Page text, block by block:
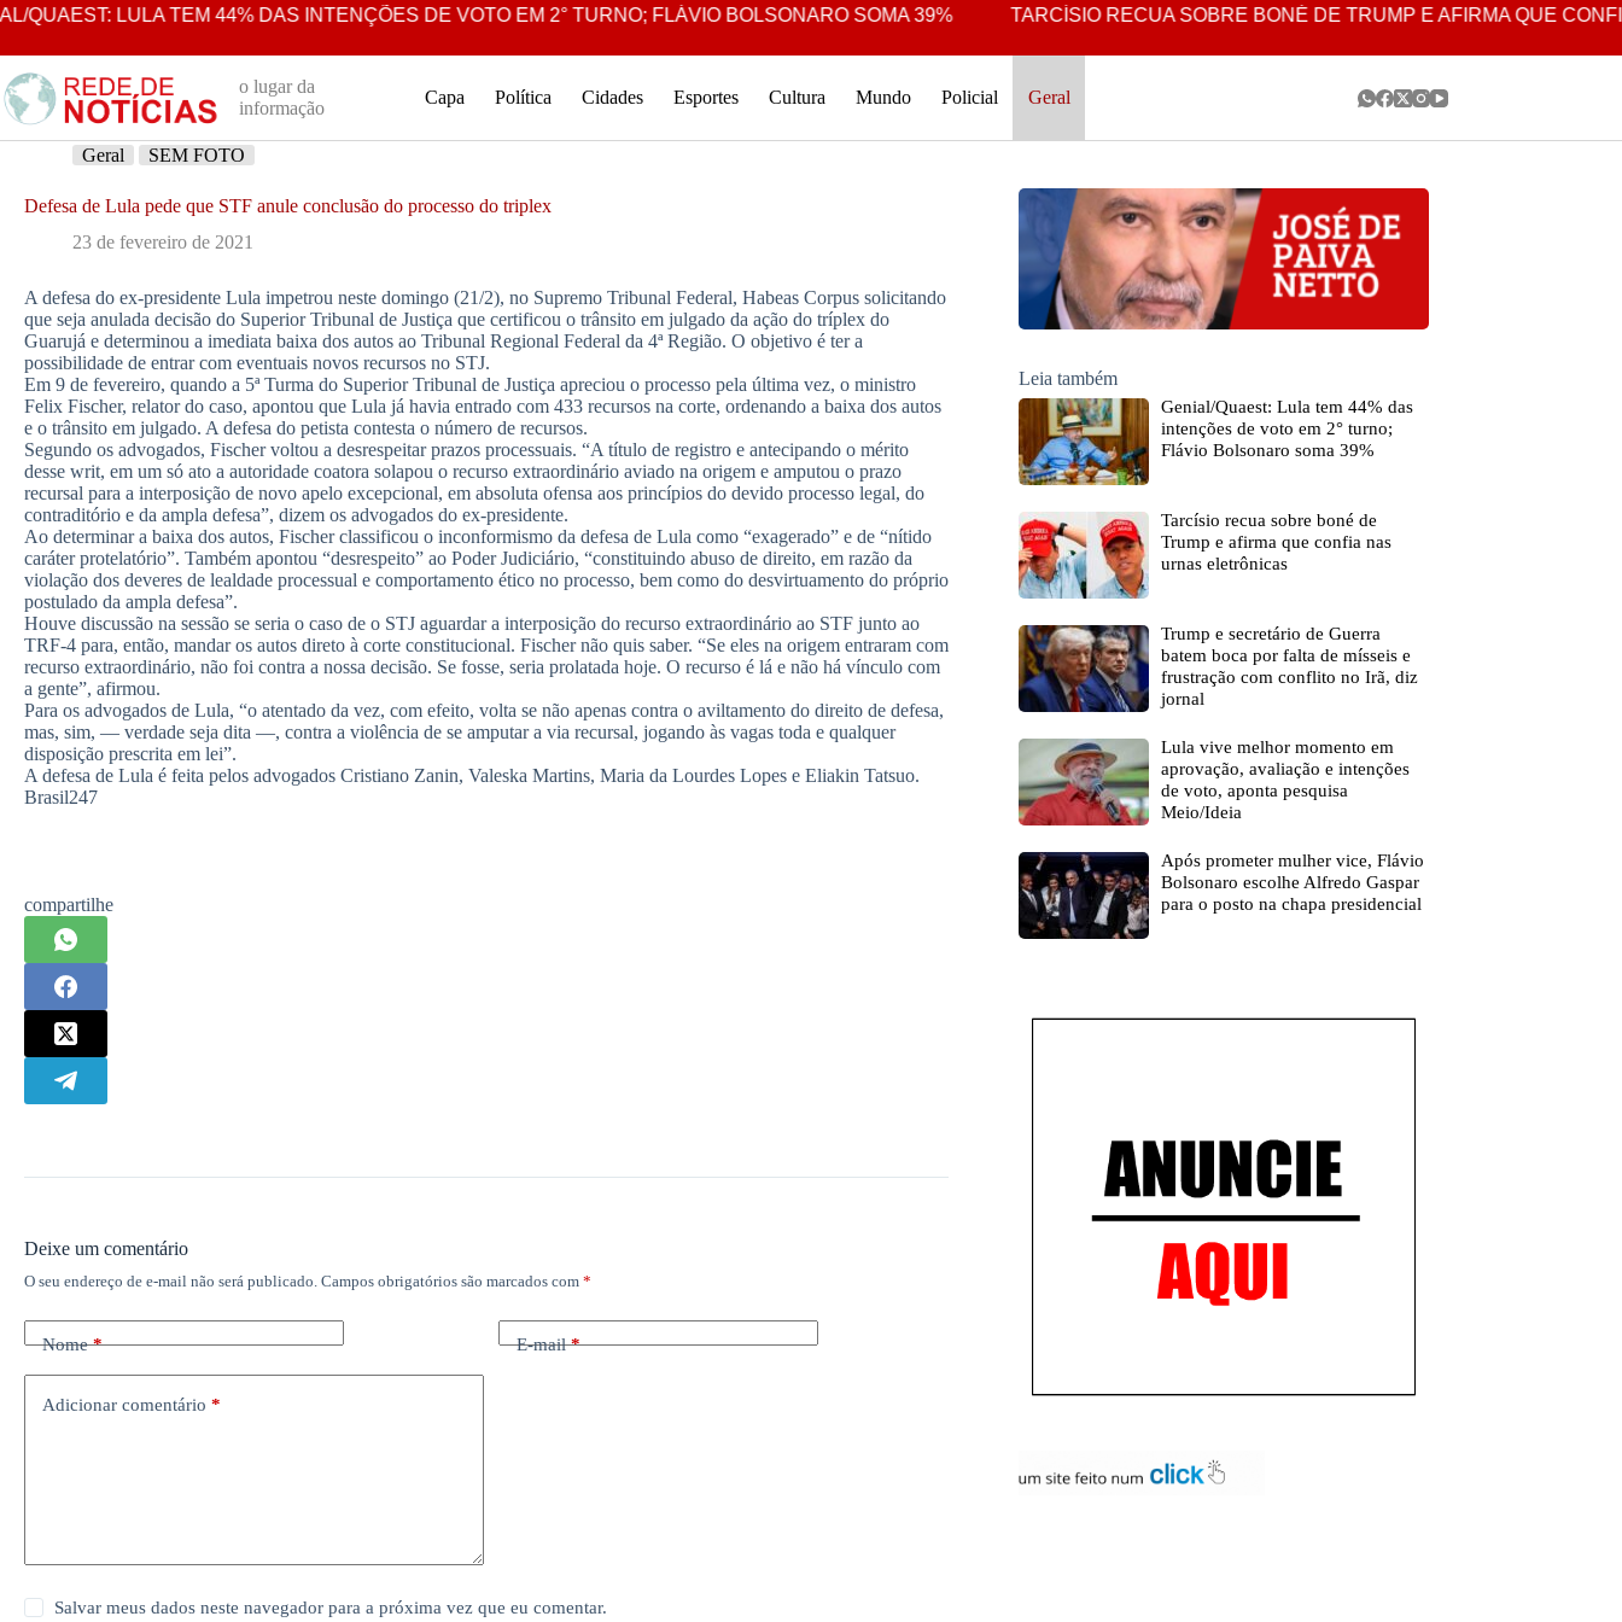
Pular
o
conteúdo
LULA TEM 44% DAS INTENÇÕES DE VOTO EM 2° TURNO; FLÁVIO BOLSONARO SOMA 39% TARCÍSIO RECUA SOBRE BONÉ DE TRUMP E AFIRMA QUE CONFIA
o lugar da
informação
Capa Política Cidades Esportes Cultura Mundo Policial Geral
Geral SEM FOTO
Defesa de Lula pede que STF anule conclusão do processo do triplex
23 de fevereiro de 2021
A defesa do ex-presidente Lula impetrou neste domingo (21/2), no Supremo Tribunal Federal, Habeas Corpus solicitando
que seja anulada decisão do Superior Tribunal de Justiça que certificou o trânsito em julgado da ação do tríplex do
Guarujá e determinou a imediata baixa dos autos ao Tribunal Regional Federal da 4ª Região. O objetivo é ter a
possibilidade de entrar com eventuais novos recursos no STJ.
Em 9 de fevereiro, quando a 5ª Turma do Superior Tribunal de Justiça apreciou o processo pela última vez, o ministro
Felix Fischer, relator do caso, apontou que Lula já havia entrado com 433 recursos na corte, ordenando a baixa dos autos
e o trânsito em julgado. A defesa do petista contesta o número de recursos.
Segundo os advogados, Fischer voltou a desrespeitar prazos processuais. “A título de registro e antecipando o mérito
desse writ, em um só ato a autoridade coatora solapou o recurso extraordinário aviado na origem e amputou o prazo
recursal para a interposição de novo apelo excepcional, em absoluta ofensa aos princípios do devido processo legal, do
contraditório e da ampla defesa”, dizem os advogados do ex-presidente.
Ao determinar a baixa dos autos, Fischer classificou o inconformismo da defesa de Lula como “exagerado” e de “nítido
caráter protelatório”. Também apontou “desrespeito” ao Poder Judiciário, “constituindo abuso de direito, em razão da
violação dos deveres de lealdade processual e comportamento ético no processo, bem como do desvirtuamento do próprio
postulado da ampla defesa”.
Houve discussão na sessão se seria o caso de o STJ aguardar a interposição do recurso extraordinário ao STF junto ao
TRF-4 para, então, mandar os autos direto à corte constitucional. Fischer não quis saber. “Se eles na origem entraram com
recurso extraordinário, não foi contra a nossa decisão. Se fosse, seria prolatada hoje. O recurso é lá e não há vínculo com
a gente”, afirmou.
Para os advogados de Lula, “o atentado da vez, com efeito, volta se não apenas contra o aviltamento do direito de defesa,
mas, sim, — verdade seja dita —, contra a violência de se amputar a via recursal, jogando às vagas toda e qualquer
disposição prescrita em lei”.
A defesa de Lula é feita pelos advogados Cristiano Zanin, Valeska Martins, Maria da Lourdes Lopes e Eliakin Tatsuo.
Brasil247
compartilhe
Deixe um comentário
O seu endereço de e-mail não será publicado. Campos obrigatórios são marcados com *
Nome* E-mail*
Adicionar comentário *
Salvar meus dados neste navegador para a próxima vez que eu comentar.
Leia também
Genial/Quaest: Lula tem 44% das
intenções de voto em 2° turno;
Flávio Bolsonaro soma 39%
Tarcísio recua sobre boné de
Trump e afirma que confia nas
urnas eletrônicas
Trump e secretário de Guerra
batem boca por falta de mísseis e
frustração com conflito no Irã, diz
jornal
Lula vive melhor momento em
aprovação, avaliação e intenções
de voto, aponta pesquisa
Meio/Ideia
Após prometer mulher vice, Flávio
Bolsonaro escolhe Alfredo Gaspar
para o posto na chapa presidencial